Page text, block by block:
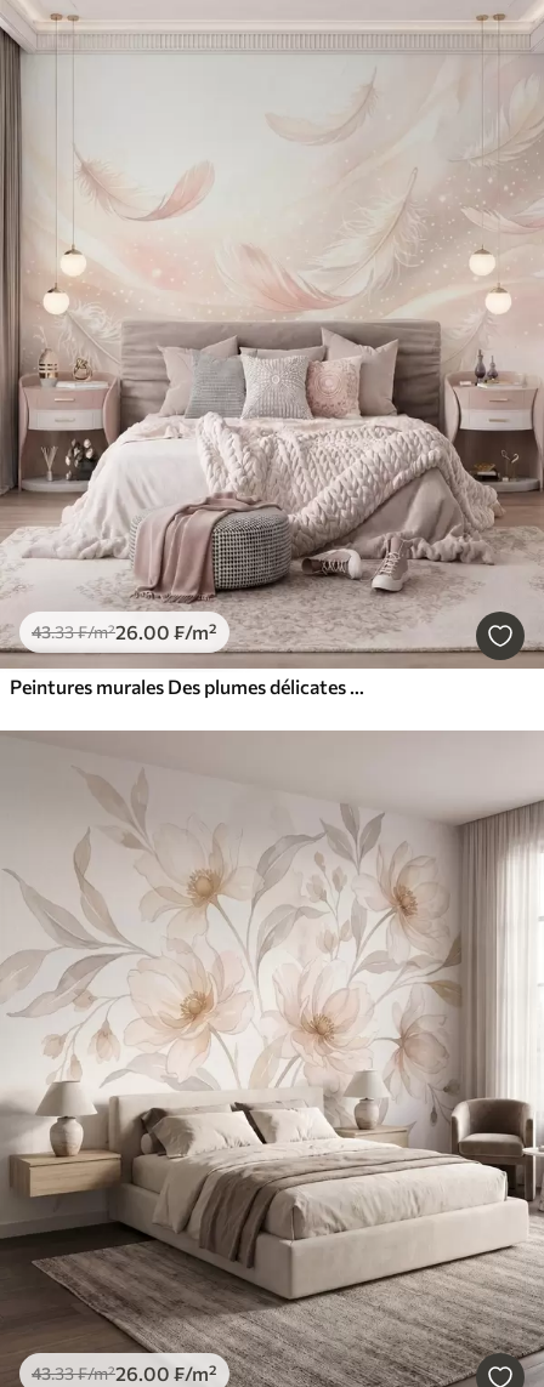
43.33₣/m²26.00 ₣/m²
Peintures murales Des plumes délicates et aériennes, nimbées d'une brume rose-pêche aux reflets chatoyants
43.33₣/m²26.00 ₣/m²